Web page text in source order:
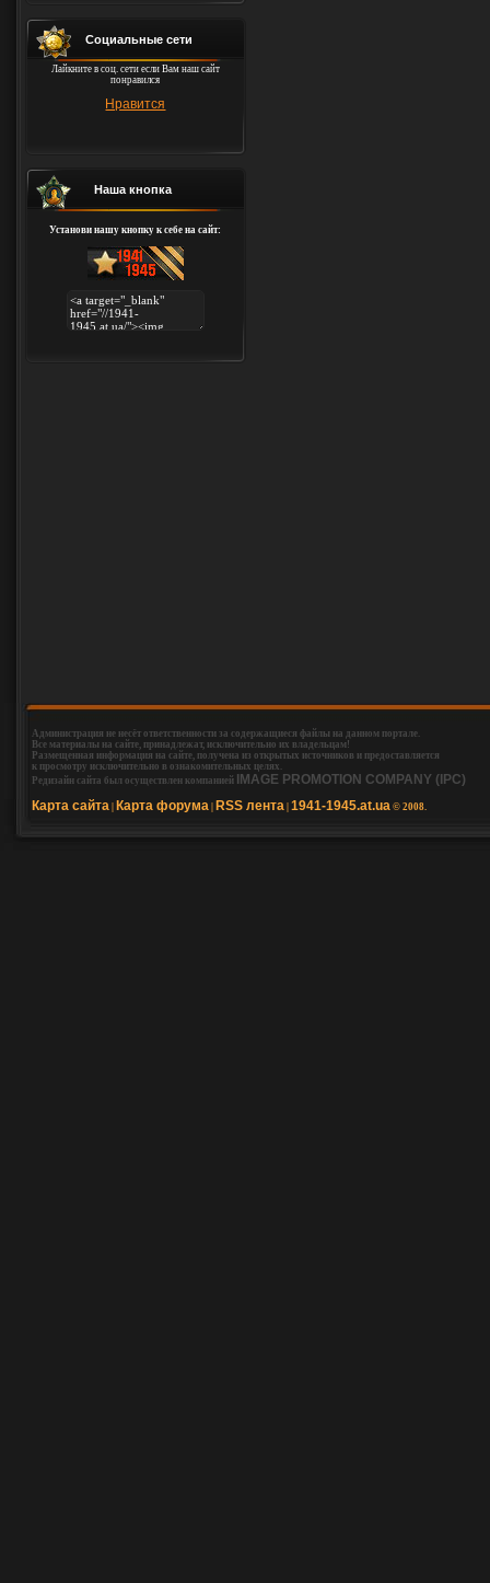
Социальные сети
Лайкните в соц. сети если Вам наш сайт
понравился
Нравится
Наша кнопка
Установи нашу кнопку к себе на сайт:
Администрация не несёт ответственности за содержащиеся файлы на данном портале.
Все материалы на сайте, принадлежат, исключительно их владельцам!
Размещенная информация на сайте, получена из открытых источников и предоставляется
к просмотру исключительно в ознакомительных целях.
Редизайн сайта был осуществлен компанией
IMAGE PROMOTION COMPANY (IPC)
Карта сайта Карта форума RSS лента 1941-1945.at.ua © 2008.